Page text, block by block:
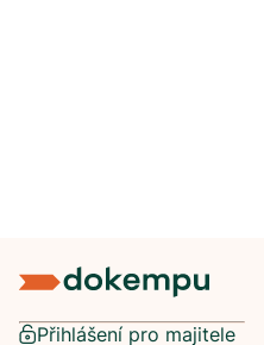
Přihlášení pro majitele